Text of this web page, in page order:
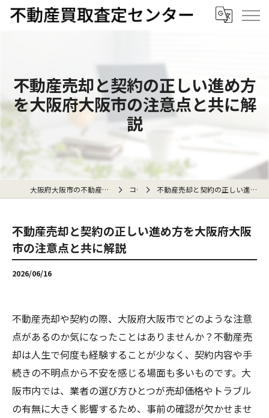
不動産売却と契約の正しい進め方
を大阪府大阪市の注意点と共に解
説
大阪府大阪市の不動産売却なら不動産買取査定センター コラム 不動産売却と契約の正しい進め方を大阪府大阪市の注意点と共に解説
不動産売却と契約の正しい進め方を大阪府大阪
市の注意点と共に解説
2026/06/16
不動産売却や契約の際、大阪府大阪市でどのような注意
点があるのか気になったことはありませんか？不動産売
却は人生で何度も経験することが少なく、契約内容や手
続きの不明点から不安を感じる場面も多いものです。大
阪市内では、業者の選び方ひとつが売却価格やトラブル
の有無に大きく影響するため、事前の確認が欠かせませ